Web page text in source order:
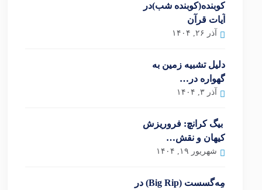
کوبنده(کوبنده شب)در
آیات قرآن
آذر ۲۶, ۱۴۰۴
دلیل تشبیه زمین به
گهواره در…
آذر ۳, ۱۴۰۴
بیگ کرانچ: فروریزش
کیهان و نقش…
شهریور ۱۹, ۱۴۰۴
مِه‌گسست (Big Rip) در